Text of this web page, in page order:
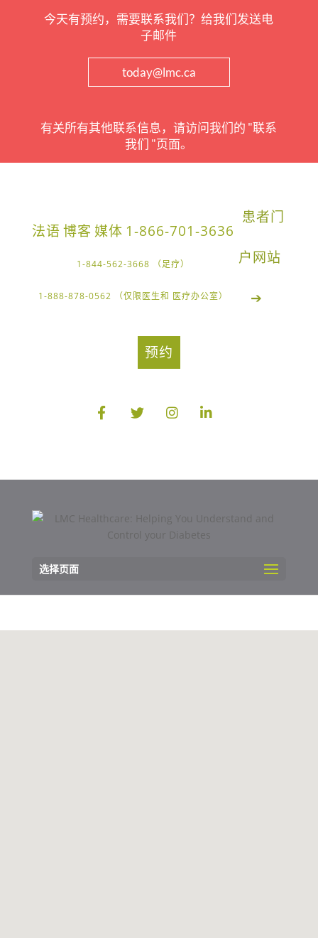
今天有预约，需要联系我们？给我们发送电
子邮件
today@lmc.ca
有关所有其他联系信息，请访问我们的 "联系
我们 "页面。
法语博客 媒体 1-866-701-3636
1-844-562-3668 （足疗）
1-888-878-0562 （仅限医生和 医疗办公室）
患者门
户网站
➔
预约
选择页面